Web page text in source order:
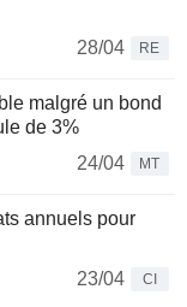
28/04
RE
malgré un bond
de 3%
24/04
MT
annuels pour
23/04
CI